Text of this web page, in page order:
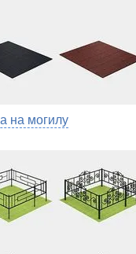
на могилу